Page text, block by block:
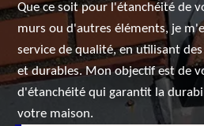
Que ce soit pour l'étanchéité de
murs ou d'autres éléments, je
service de qualité, en utilisant
et durables. Mon objectif est de
d'étanchéité qui garantit la
votre maison.